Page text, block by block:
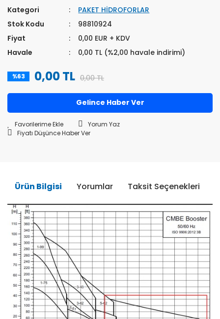
Kategori
PAKET HİDROFORLAR
Stok Kodu
98810924
Fiyat
0,00 EUR + KDV
Havale
0,00 TL (%2,00 havale indirimi)
%63 0,00 TL 0,00 TL
Gelince Haber Ver
Yorum Yaz
Fiyatı Düşünce Haber Ver
Ürün Bilgisi Yorumlar Taksit Seçenekleri